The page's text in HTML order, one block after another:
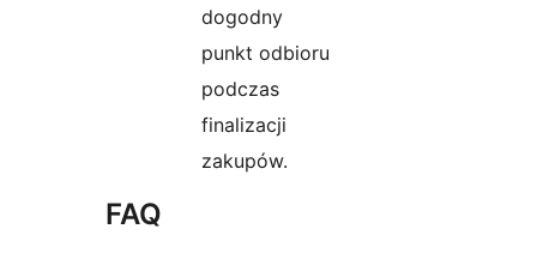
dogodny
punkt odbioru
podczas
finalizacji
zakupów.
FAQ